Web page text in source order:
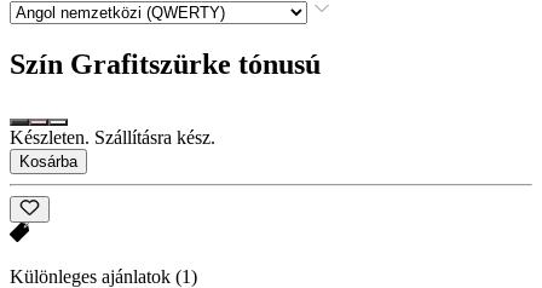
Szín Grafitszürke tónusú
Készleten. Szállításra kész.
Kosárba
Különleges ajánlatok (1)